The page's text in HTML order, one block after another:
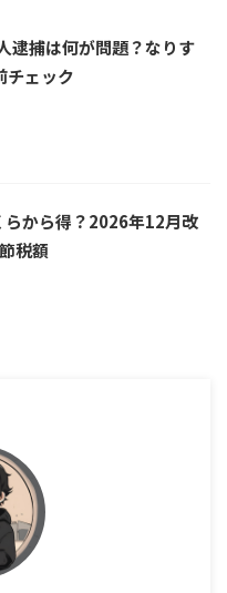
逮捕は何が問題？なりす
チェック
らから得？2026年12月改
税額